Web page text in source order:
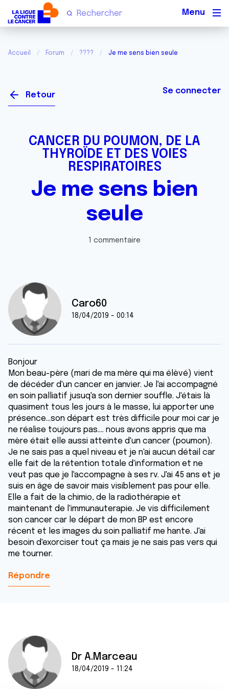
Accueil Forum ???? Je me sens bien seule
Retour Se connecter
CANCER DU POUMON, DE LA
THYROÏDE ET DES VOIES
RESPIRATOIRES
Je me sens bien
seule
1 commentaire
Caro60
18/04/2019 - 00:14
Bonjour
Mon beau-père (mari de ma mère qui ma élèvé) vient
de décéder d'un cancer en janvier. Je l'ai accompagné
en soin palliatif jusuq'a son dernier souffle. J'étais là
quasiment tous les jours à le masse, lui apporter une
présence...son départ est très difficile pour moi car je
ne réalise toujours pas.... nous avons appris que ma
mère était elle aussi atteinte d'un cancer (poumon).
Je ne sais pas a quel niveau et je n'ai aucun détail car
elle fait de la rétention totale d'information et ne
veut pas que je l'accompagne à ses rv. J'ai 45 ans et je
suis en âge de savoir mais visiblement pas pour elle.
Elle a fait de la chimio, de la radiothérapie et
maintenant de l'immunauterapie. Je vis difficilement
son cancer car le départ de mon BP est encore
récent et les images du soin palliatif me hante. J'ai
besoin d'exorciser tout ça mais je ne sais pas vers qui
me tourner.
Répondre
Dr A.Marceau
18/04/2019 - 11:24